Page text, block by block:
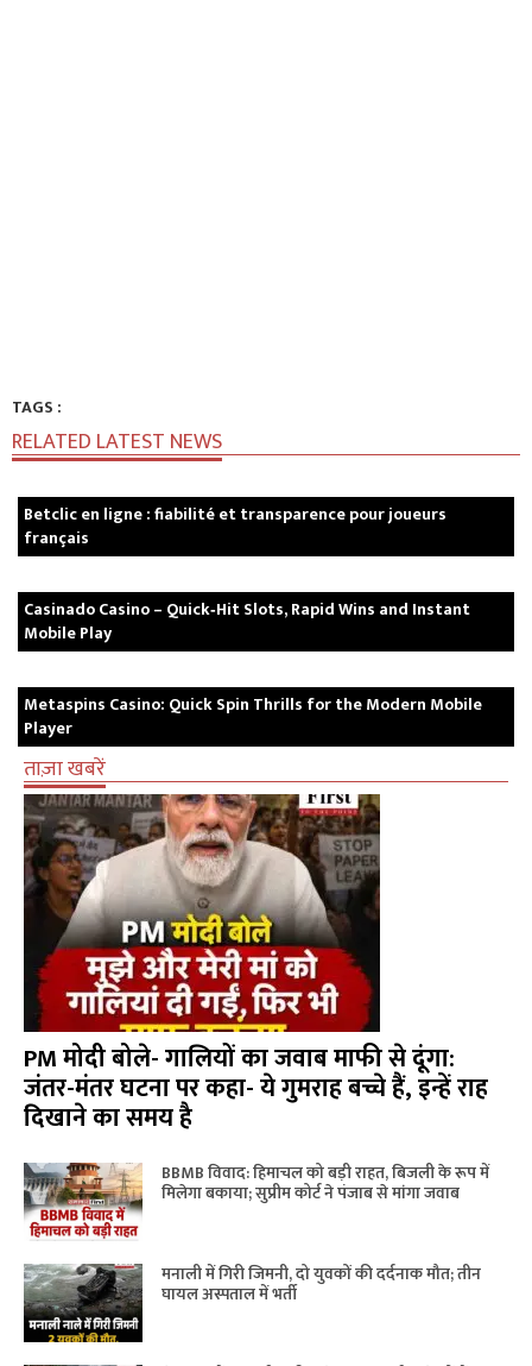
TAGS :
RELATED LATEST NEWS
Betclic en ligne : fiabilité et transparence pour joueurs
français
Casinado Casino – Quick‑Hit Slots, Rapid Wins and Instant
Mobile Play
Metaspins Casino: Quick Spin Thrills for the Modern Mobile
Player
ताज़ा खबरें
PM मोदी बोले- गालियों का जवाब माफी से दूंगा:
जंतर-मंतर घटना पर कहा- ये गुमराह बच्चे हैं, इन्हें राह
दिखाने का समय है
BBMB विवाद: हिमाचल को बड़ी राहत, बिजली के रूप में
मिलेगा बकाया; सुप्रीम कोर्ट ने पंजाब से मांगा जवाब
मनाली में गिरी जिमनी, दो युवकों की दर्दनाक मौत; तीन
घायल अस्पताल में भर्ती